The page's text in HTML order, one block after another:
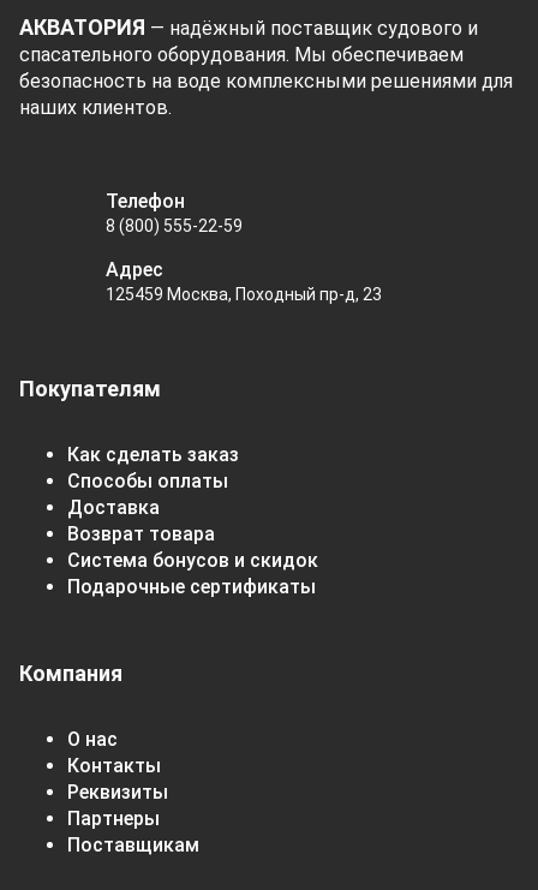
АКВАТОРИЯ — надёжный поставщик судового и
спасательного оборудования. Мы обеспечиваем
безопасность на воде комплексными решениями для
наших клиентов.
Покупателям
Как сделать заказ
Способы оплаты
Доставка
Возврат товара
Система бонусов и скидок
Подарочные сертификаты
Компания
О нас
Контакты
Реквизиты
Партнеры
Поставщикам
Телефон
8 (800) 555-22-59
Адрес
125459 Москва, Походный пр-д, 23